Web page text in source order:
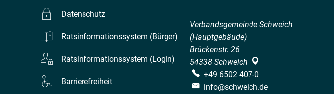
Datenschutz
Ratsinformationssystem (Bürger)
Ratsinformationssystem (Login)
Barrierefreiheit
Verbandsgemeinde Schweich
(Hauptgebäude)
Brückenstr. 26
54338 Schweich
+49 6502 407-0
info@schweich.de